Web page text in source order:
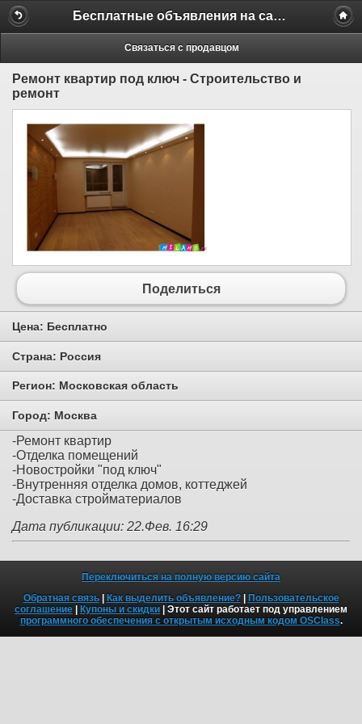
Бесплатные объявления на сайте MILAMO.ru
Связаться с продавцом
Ремонт квартир под ключ - Строительство и
ремонт
Поделиться
Цена: Бесплатно
Страна: Россия
Регион: Московская область
Город: Москва
-Ремонт квартир
-Отделка помещений
-Новостройки "под ключ"
-Внутренняя отделка домов, коттеджей
-Доставка стройматериалов
Дата публикации: 22.Фев. 16:29
Переключиться на полную версию сайта
Обратная связь| Как выделить объявление?| Пользовательское
соглашение | Купоны и скидки | Этот сайт работает под управлением
программного обеспечения с открытым исходным кодом OSClass.